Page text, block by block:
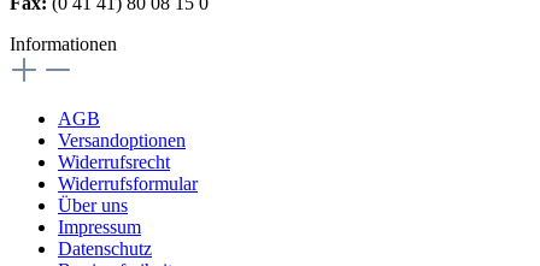
Informationen
AGB
Versandoptionen
Widerrufsrecht
Widerrufsformular
Über uns
Impressum
Datenschutz